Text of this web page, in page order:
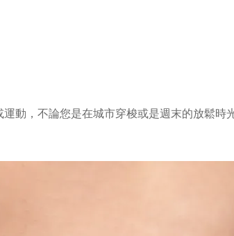
運動，不論您是在城市穿梭或是週末的放鬆